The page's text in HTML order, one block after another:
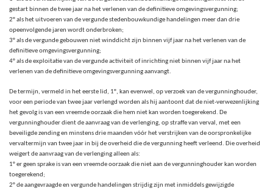
gestart binnen de twee jaar na het verlenen van de definitieve omgevingsvergunning;
2° als het uitvoeren van de vergunde stedenbouwkundige handelingen meer dan drie
opeenvolgende jaren wordt onderbroken;
3° als de vergunde gebouwen niet winddicht zijn binnen vijf jaar na het verlenen van de
definitieve omgevingsvergunning;
4° als de exploitatie van de vergunde activiteit of inrichting niet binnen vijf jaar na het
verlenen van de definitieve omgevingsvergunning aanvangt.
De termijn, vermeld in het eerste lid, 1°, kan evenwel, op verzoek van de vergunninghouder,
voor een periode van twee jaar verlengd worden als hij aantoont dat de niet-verwezenlijking
het gevolg is van een vreemde oorzaak die hem niet kan worden toegerekend. De
vergunninghouder dient de aanvraag van de verlenging, op straffe van verval, met een
beveiligde zending en minstens drie maanden vóór het verstrijken van de oorspronkelijke
vervaltermijn van twee jaar in bij de overheid die de vergunning heeft verleend. Die overheid
weigert de aanvraag van de verlenging alleen als:
1° er geen sprake is van een vreemde oorzaak die niet aan de vergunninghouder kan worden
toegerekend;
2° de aangevraagde en vergunde handelingen strijdig zijn met inmiddels gewijzigde